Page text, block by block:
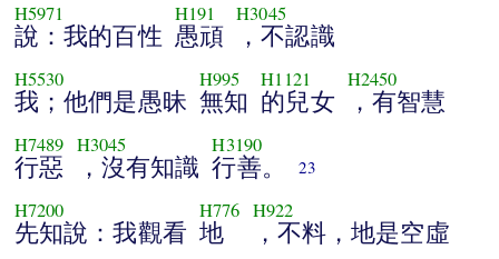
H5971
說：我的百性
H191
愚頑
H3045
，不認識
H5530
我；他們是愚昧
H995
無知
H1121
的兒女
H2450
，有智慧
H7489
行惡
H3045
，沒有知識
H3190
行善。 23
H7200
先知說：我觀看
H776
地
H922
，不料，地是空虛